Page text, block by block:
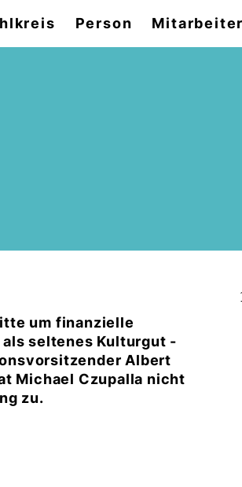
Person Mitarbeiter
um finanzielle
seltenes Kulturgut -
Albert
Michael Czupalla nicht
zu.